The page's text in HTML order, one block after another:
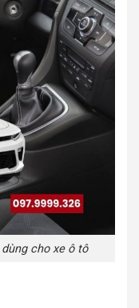
cho xe ô tô